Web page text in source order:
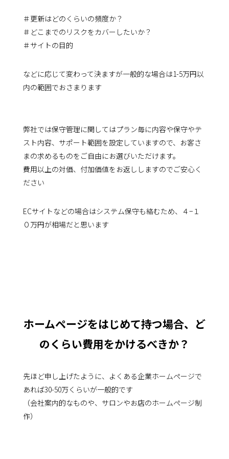
＃更新はどのくらいの頻度か？
＃どこまでのリスクをカバーしたいか？
＃サイトの目的
などに応じて変わって決ますが一般的な場合は1-5万円以
内の範囲でおさまります
弊社では保守管理に関してはプラン毎に内容や保守やテ
スト内容、サポート範囲を設定していますので、お客さ
まの求めるものをご自由にお選びいただけます。
費用以上の対価、付加価値をお返ししますのでご安心く
ださい
ECサイトなどの場合はシステム保守も絡むため、４−１
０万円が相場だと思います
ホームページをはじめて持つ場合、ど
のくらい費用をかけるべきか？
先ほど申し上げたように、よくある企業ホームページで
あれば30-50万くらいが一般的です
（会社案内的なものや、サロンやお店のホームページ制
作）